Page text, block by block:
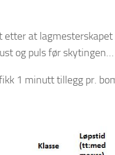
at
og puls før skytingen…
1 minutt tillegg pr.